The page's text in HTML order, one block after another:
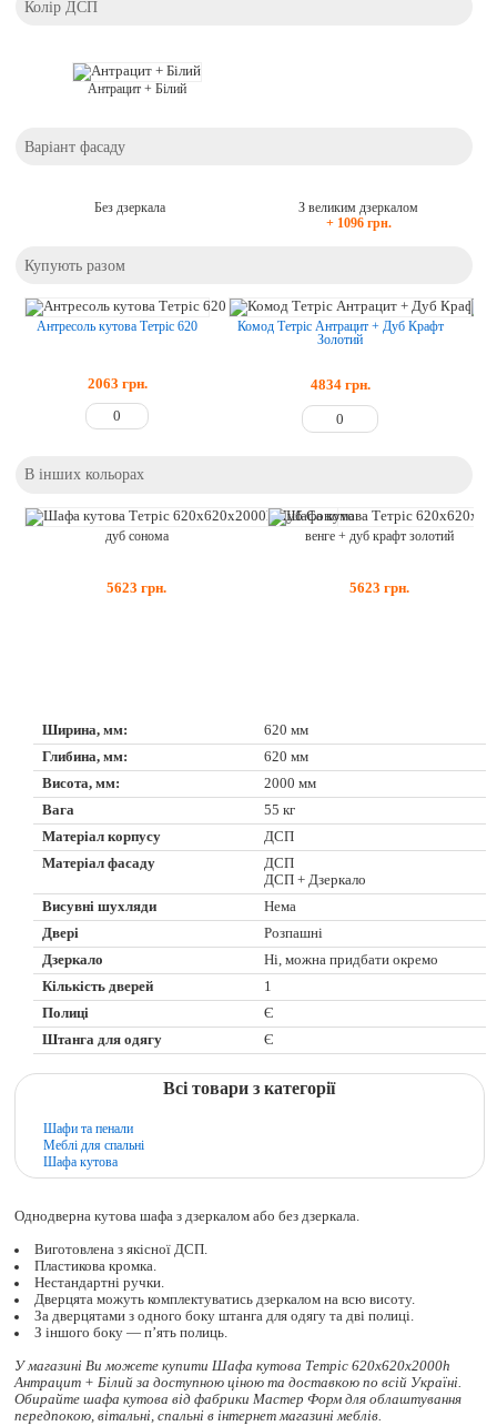
Колір ДСП
Антрацит + Білий
Варіант фасаду
Без дзеркала
З великим дзеркалом
+ 1096 грн.
Купують разом
Антресоль кутова Тетріс 620
2063 грн.
Комод Тетріс Антрацит + Дуб Крафт
Золотий
4834 грн.
В інших кольорах
дуб сонома
5623 грн.
венге + дуб крафт золотий
5623 грн.
Ширина, мм:
620 мм
Глибина, мм:
620 мм
Висота, мм:
2000 мм
Вага
55 кг
Матеріал корпусу
ДСП
Матеріал фасаду
ДСП
ДСП + Дзеркало
Висувні шухляди
Нема
Двері
Розпашні
Дзеркало
Ні, можна придбати окремо
Кількість дверей
1
Полиці
Є
Штанга для одягу
Є
Всі товари з категорії
Шафи та пенали
Меблі для спальні
Шафа кутова
Однодверна кутова шафа з дзеркалом або без дзеркала.
Виготовлена з якісної ДСП.
Пластикова кромка.
Нестандартні ручки.
Дверцята можуть комплектуватись дзеркалом на всю висоту.
За дверцятами з одного боку штанга для одягу та дві полиці.
З іншого боку — п’ять полиць.
У магазині Ви можете купити Шафа кутова Тетріс 620х620х2000h
Антрацит + Білий за доступною ціною та доставкою по всій Україні.
Обирайте шафа кутовавід фабрики Мастер Форм для облаштування
передпокою, вітальні, спальні в інтернет магазині меблів.